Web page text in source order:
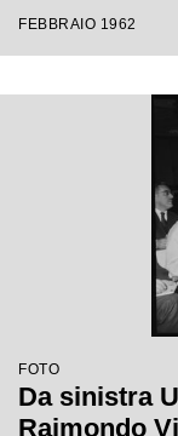
FEBBRAIO 1962
FOTO
Da sinistra
Raimondo